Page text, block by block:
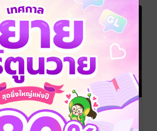
เชลย
คิน
ยายโรมานซ์
กระสือสาวสอง
หน้า
ภาคิน